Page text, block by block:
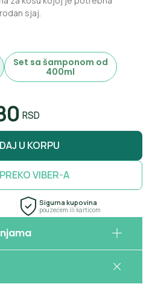
sjaj.
Set sa šamponom od
400ml
RSD
U KORPU
VIBER-A
Sigurna kupovina
pouzećem ili karticom